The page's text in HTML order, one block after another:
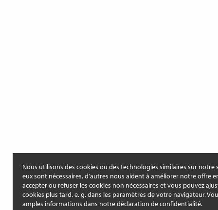
Nous utilisons des cookies ou des technologies similaires sur notre
eux sont nécessaires, d’autres nous aident à améliorer notre offre
accepter ou refuser les cookies non nécessaires et vous pouvez
cookies plus tard. e. g. dans les paramètres de votre navigateur.
amples informations dans notre déclaration de confidentialité.